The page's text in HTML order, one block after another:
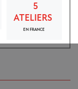
5
ATELIERS
EN FRANCE